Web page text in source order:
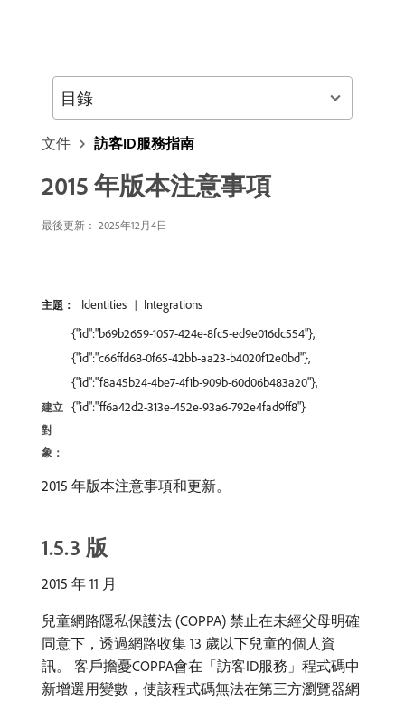
文件 訪客ID服務指南
2015 年版本注意事項
最後更新： 2025年12月4日
主題： Identities Integrations
建立
對
象：
{"id":"b69b2659-1057-424e-8fc5-ed9e016dc554"},
{"id":"c66ffd68-0f65-42bb-aa23-b4020f12e0bd"},
{"id":"f8a45b24-4be7-4f1b-909b-60d06b483a20"},
{"id":"ff6a42d2-313e-452e-93a6-792e4fad9ff8"}
2015 年版本注意事項和更新。
1.5.3 版
2015 年 11 月
兒童網路隱私保護法 (COPPA) 禁止在未經父母明確
同意下，透過網路收集 13 歲以下兒童的個人資
訊。 客戶擔憂COPPA會在「訪客ID服務」程式碼中
新增選用變數，使該程式碼無法在第三方瀏覽器網
目錄